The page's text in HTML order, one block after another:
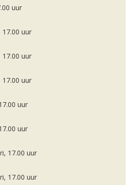
uur
uur
uur
uur
uur
uur
17.00 uur
17.00 uur